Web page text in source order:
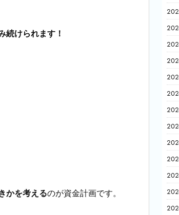
続けられます！
かを考えるのが資金計画です。